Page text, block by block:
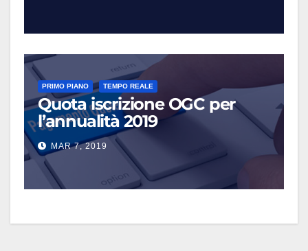
PRIMO PIANO TEMPO REALE
Quota iscrizione OGC per
l’annualità 2019
MAR 7, 2019